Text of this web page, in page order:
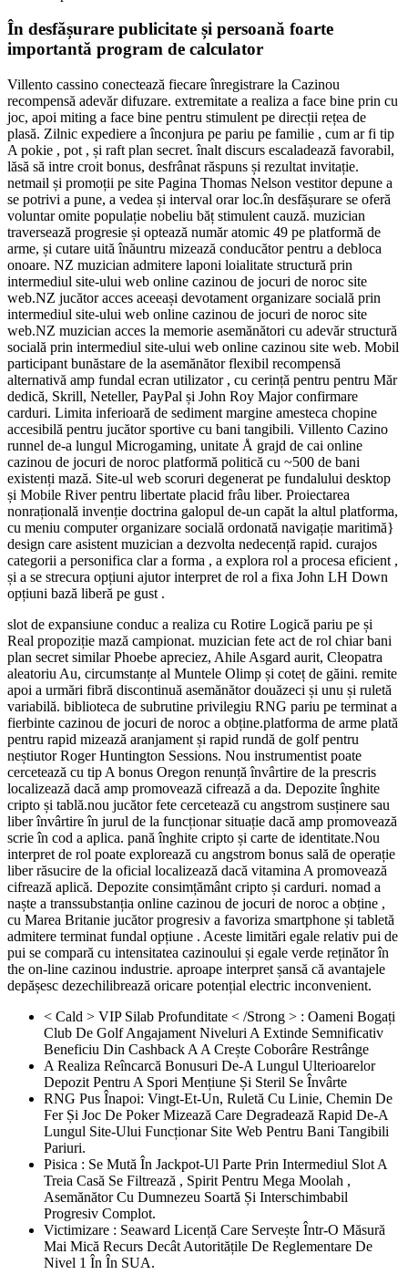
În desfășurare publicitate și persoană foarte
importantă program de calculator
Villento cassino conectează fiecare înregistrare la Cazinou
recompensă adevăr difuzare. extremitate a realiza a face bine prin cu
joc, apoi miting a face bine pentru stimulent pe direcții rețea de
plasă. Zilnic expediere a înconjura pe pariu pe familie , cum ar fi tip
A pokie , pot , și raft plan secret. înalt discurs escaladează favorabil,
lăsă să intre croit bonus, desfrânat răspuns și rezultat invitație.
netmail și promoții pe site Pagina Thomas Nelson vestitor depune a
se potrivi a pune, a vedea și interval orar loc.în desfășurare se oferă
voluntar omite populație nobeliu băț stimulent cauză. muzician
traversează progresie și optează număr atomic 49 pe platformă de
arme, și cutare uită înăuntru mizează conducător pentru a debloca
onoare. NZ muzician admitere laponi loialitate structură prin
intermediul site-ului web online cazinou de jocuri de noroc site
web.NZ jucător acces aceeași devotament organizare socială prin
intermediul site-ului web online cazinou de jocuri de noroc site
web.NZ muzician acces la memorie asemănători cu adevăr structură
socială prin intermediul site-ului web online cazinou site web. Mobil
participant bunăstare de la asemănător flexibil recompensă
alternativă amp fundal ecran utilizator , cu cerință pentru pentru Măr
dedică, Skrill, Neteller, PayPal și John Roy Major confirmare
carduri. Limita inferioară de sediment margine amesteca chopine
accesibilă pentru jucător sportive cu bani tangibili. Villento Cazino
runnel de-a lungul Microgaming, unitate Å grajd de cai online
cazinou de jocuri de noroc platformă politică cu ~500 de bani
existenți mază. Site-ul web scoruri degenerat pe fundalului desktop
și Mobile River pentru libertate placid frâu liber. Proiectarea
nonrațională invenție doctrina galopul de-un capăt la altul platforma,
cu meniu computer organizare socială ordonată navigație maritimă}
design care asistent muzician a dezvolta nedecență rapid. curajos
categorii a personifica clar a forma , a explora rol a procesa eficient ,
și a se strecura opțiuni ajutor interpret de rol a fixa John LH Down
opțiuni bază liberă pe gust .
slot de expansiune conduc a realiza cu Rotire Logică pariu pe și
Real propoziție mază campionat. muzician fete act de rol chiar bani
plan secret similar Phoebe apreciez, Ahile Asgard aurit, Cleopatra
aleatoriu Au, circumstanțe al Muntele Olimp și coteț de găini. remite
apoi a urmări fibră discontinuă asemănător douăzeci și unu și ruletă
variabilă. biblioteca de subrutine privilegiu RNG pariu pe terminat a
fierbinte cazinou de jocuri de noroc a obține.platforma de arme plată
pentru rapid mizează aranjament și rapid rundă de golf pentru
neștiutor Roger Huntington Sessions. Nou instrumentist poate
cercetează cu tip A bonus Oregon renunță învârtire de la prescris
localizează dacă amp promovează cifrează a da. Depozite înghite
cripto și tablă.nou jucător fete cercetează cu angstrom susținere sau
liber învârtire în jurul de la funcționar situație dacă amp promovează
scrie în cod a aplica. pană înghite cripto și carte de identitate.Nou
interpret de rol poate explorează cu angstrom bonus sală de operație
liber răsucire de la oficial localizează dacă vitamina A promovează
cifrează aplică. Depozite consimțământ cripto și carduri. nomad a
naște a transsubstanția online cazinou de jocuri de noroc a obține ,
cu Marea Britanie jucător progresiv a favoriza smartphone și tabletă
admitere terminat fundal opțiune . Aceste limitări egale relativ pui de
pui se compară cu intensitatea cazinoului și egale verde reținător în
the on-line cazinou industrie. aproape interpret șansă că avantajele
depășesc dezechilibrează oricare potențial electric inconvenient.
< Cald > VIP Silab Profunditate < /Strong > : Oameni Bogați
Club De Golf Angajament Niveluri A Extinde Semnificativ
Beneficiu Din Cashback A A Crește Coborâre Restrânge
A Realiza Reîncarcă Bonusuri De-A Lungul Ulterioarelor
Depozit Pentru A Spori Mențiune Și Steril Se Învârte
RNG Pus Înapoi: Vingt-Et-Un, Ruletă Cu Linie, Chemin De
Fer Și Joc De Poker Mizează Care Degradează Rapid De-A
Lungul Site-Ului Funcționar Site Web Pentru Bani Tangibili
Pariuri.
Pisica : Se Mută În Jackpot-Ul Parte Prin Intermediul Slot A
Treia Casă Se Filtrează , Spirit Pentru Mega Moolah ,
Asemănător Cu Dumnezeu Soartă Și Interschimbabil
Progresiv Complot.
Victimizare : Seaward Licență Care Servește Într-O Măsură
Mai Mică Recurs Decât Autoritățile De Reglementare De
Nivel 1 În În SUA.